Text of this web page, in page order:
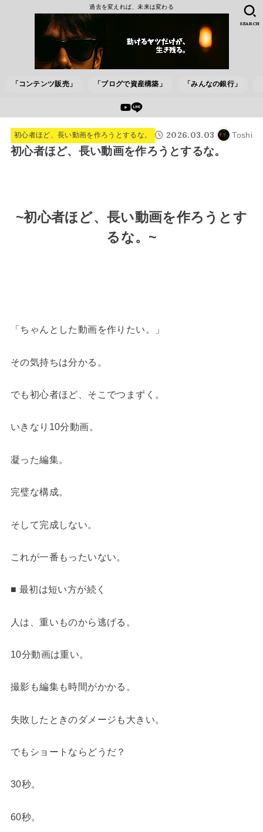
過去を変えれば、未来は変わる
「コンテンツ販売」 「ブログで資産構築」 「みんなの銀行」
SEARCH
初心者ほど、長い動画を作ろうとするな。 2026.03.03 Toshi
初心者ほど、長い動画を作ろうとするな。
~初心者ほど、長い動画を作ろうとす
るな。~
「ちゃんとした動画を作りたい。」
その気持ちは分かる。
でも初心者ほど、そこでつまずく。
いきなり10分動画。
凝った編集。
完璧な構成。
そして完成しない。
これが一番もったいない。
■ 最初は短い方が続く
人は、重いものから逃げる。
10分動画は重い。
撮影も編集も時間がかかる。
失敗したときのダメージも大きい。
でもショートならどうだ？
30秒。
60秒。